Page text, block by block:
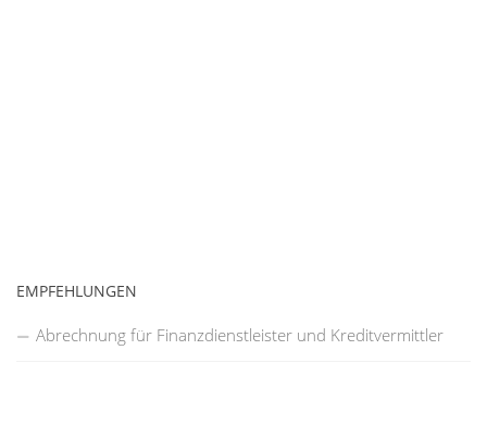
EMPFEHLUNGEN
Abrechnung für Finanzdienstleister und Kreditvermittler